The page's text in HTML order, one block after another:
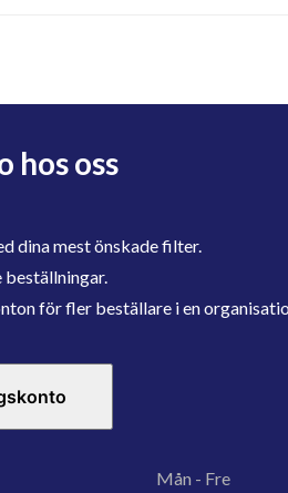
hos oss
dina mest önskade filter.
beställningar.
för fler beställare i en
Mån - Fre